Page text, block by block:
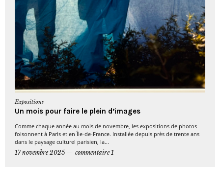
Expositions
Un mois pour faire le plein d’images
Comme chaque année au mois de novembre, les expositions de photos
foisonnent à Paris et en Île-de-France. Installée depuis près de trente ans
dans le paysage culturel parisien, la...
17 novembre 2025
commentaire 1